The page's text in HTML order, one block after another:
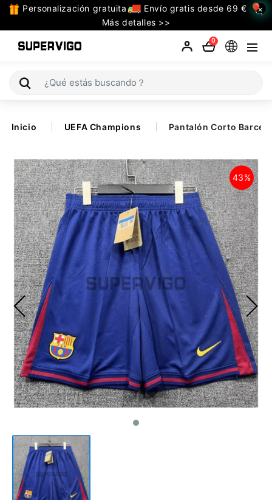
Personalización gratuita
Envío gratis desde 69 €
Más detalles >>
×
0
TODAS
LAS
CATEGORIAS
La Liga
Bundesliga
Premier League
Serie A
Ligue 1
Otras Ligas
Niños
Entrenamiento
Inicio UEFA Champions Pantalón Corto
43%